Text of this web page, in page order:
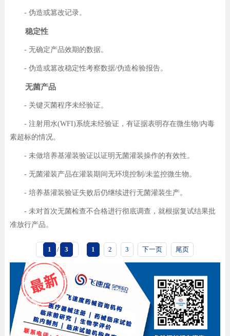
- 伪造或篡改记录。
稳定性
- 无确定产品效期的数据。
- 伪造或篡改稳定性考察数据/伪造检验报告。
无菌产品
- 关键灭菌程序未经验证。
- 注射用水(WFI)系统未经验证，有证据表明存在微生物/内毒
素超标的情况。
- 未做培养基灌装验证以证明无菌灌装操作的有效性。
- 无菌灌装产品在灌装期间无环境控制/未监控微生物。
- 培养基灌装验证失败后仍继续进行无菌灌装生产。
- 未对首次无菌检查不合格进行彻底调查，就根据复试结果批
准放行产品。
1 / 3 1 2 3 下一页 尾页